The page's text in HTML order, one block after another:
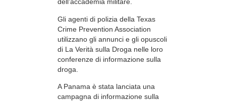
dell’accademia militare.
Gli agenti di polizia della Texas
Crime Prevention Association
utilizzano gli annunci e gli opuscoli
di La Verità sulla Droga nelle loro
conferenze di informazione sulla
droga.
A Panama è stata lanciata una
campagna di informazione sulla